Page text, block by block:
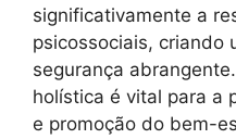
significativamente a
psicossociais, criando
segurança
holística é vital para a
e promoção do bem-